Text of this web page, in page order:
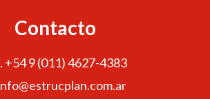
Contacto
+54 9 (011) 4627-4383